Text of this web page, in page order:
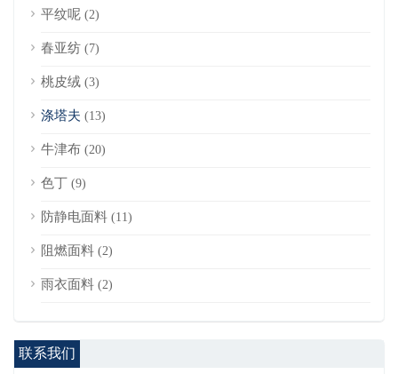
平纹呢 (2)
春亚纺 (7)
桃皮绒 (3)
涤塔夫 (13)
牛津布 (20)
色丁 (9)
防静电面料 (11)
阻燃面料 (2)
雨衣面料 (2)
联系我们